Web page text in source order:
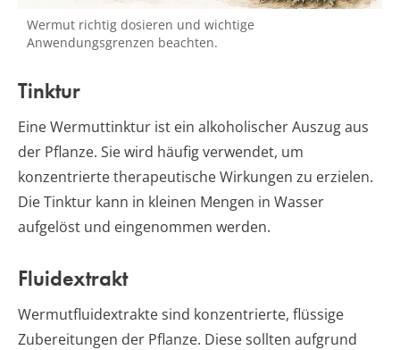
Wermut richtig dosieren und wichtige
Anwendungsgrenzen beachten.
Tinktur
Eine Wermuttinktur ist ein alkoholischer Auszug aus
der Pflanze. Sie wird häufig verwendet, um
konzentrierte therapeutische Wirkungen zu erzielen.
Die Tinktur kann in kleinen Mengen in Wasser
aufgelöst und eingenommen werden.
Fluidextrakt
Wermutfluidextrakte sind konzentrierte, flüssige
Zubereitungen der Pflanze. Diese sollten aufgrund